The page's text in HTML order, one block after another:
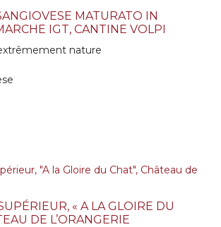
MATURATO IN
IGT, CANTINE VOLPI
nature
« A LA GLOIRE DU
DE L’ORANGERIE